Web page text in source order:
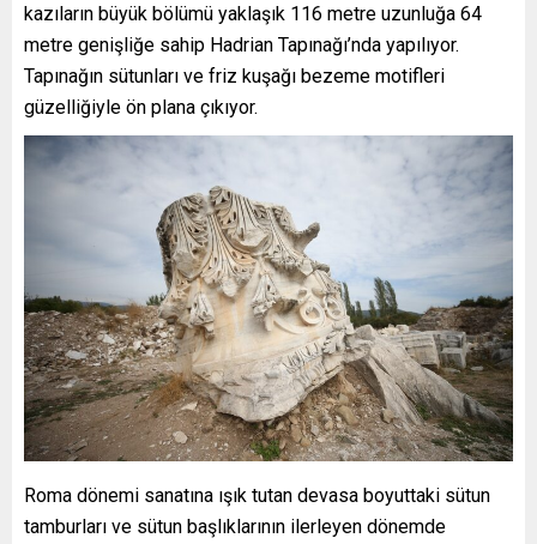
kazıların büyük bölümü yaklaşık 116 metre uzunluğa 64
metre genişliğe sahip Hadrian Tapınağı’nda yapılıyor.
Tapınağın sütunları ve friz kuşağı bezeme motifleri
güzelliğiyle ön plana çıkıyor.
Roma dönemi sanatına ışık tutan devasa boyuttaki sütun
tamburları ve sütun başlıklarının ilerleyen dönemde